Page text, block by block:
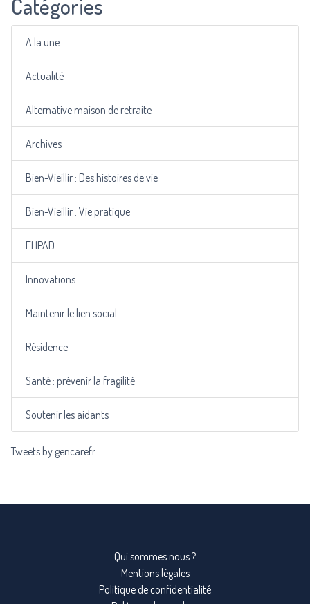
Catégories
A la une
Actualité
Alternative maison de retraite
Archives
Bien-Vieillir : Des histoires de vie
Bien-Vieillir : Vie pratique
EHPAD
Innovations
Maintenir le lien social
Résidence
Santé : prévenir la fragilité
Soutenir les aidants
Tweets by gencarefr
Qui sommes nous ?
Mentions légales
Politique de confidentialité